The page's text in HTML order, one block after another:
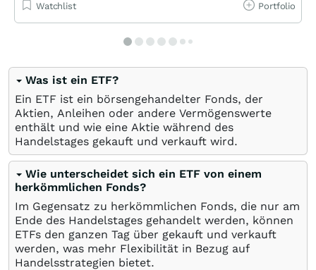
Watchlist Portfolio
Was ist ein ETF?
Ein ETF ist ein börsengehandelter Fonds, der
Aktien, Anleihen oder andere Vermögenswerte
enthält und wie eine Aktie während des
Handelstages gekauft und verkauft wird.
Wie unterscheidet sich ein ETF von einem
herkömmlichen Fonds?
Im Gegensatz zu herkömmlichen Fonds, die nur am
Ende des Handelstages gehandelt werden, können
ETFs den ganzen Tag über gekauft und verkauft
werden, was mehr Flexibilität in Bezug auf
Handelsstrategien bietet.